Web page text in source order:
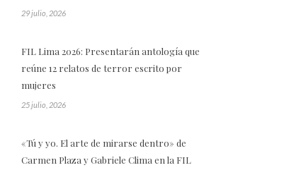
29 julio, 2026
FIL Lima 2026: Presentarán antología que
reúne 12 relatos de terror escrito por
mujeres
25 julio, 2026
«Tú y yo. El arte de mirarse dentro» de
Carmen Plaza y Gabriele Clima en la FIL